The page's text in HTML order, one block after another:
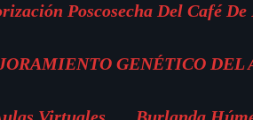
Poscosecha Del Café De
GENÉTICO DEL